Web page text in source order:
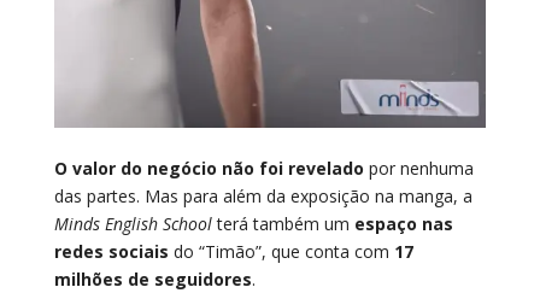
O valor do negócio não foi revelado por nenhuma
das partes. Mas para além da exposição na manga, a
Minds English Schoolterá também um espaço nas
redes sociais do “Timão”, que conta com 17
milhões de seguidores.